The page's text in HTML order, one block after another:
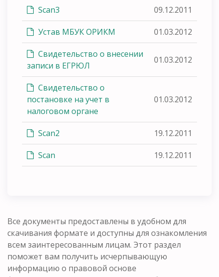
Scan3 09.12.2011
Устав МБУК ОРИКМ 01.03.2012
Свидетельство о внесении
записи в ЕГРЮЛ
01.03.2012
Свидетельство о
постановке на учет в
налоговом органе
01.03.2012
Scan2 19.12.2011
Scan 19.12.2011
Все документы предоставлены в удобном для
скачивания формате и доступны для ознакомления
всем заинтересованным лицам. Этот раздел
поможет вам получить исчерпывающую
информацию о правовой основе